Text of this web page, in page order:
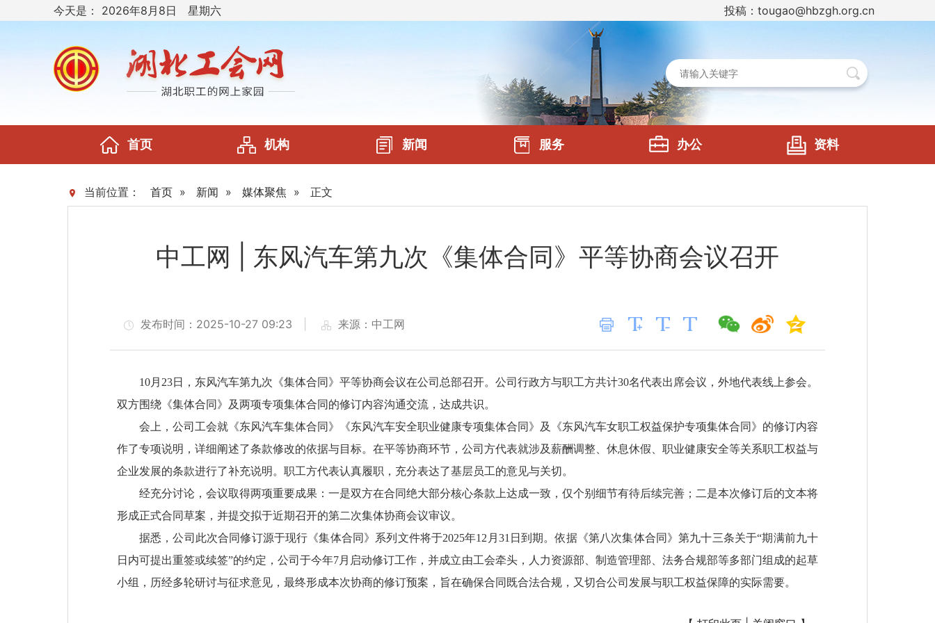
今天是： 2026年8月8日 星期六 投稿：tougao@hbzgh.org.cn
首页 机构 新闻 服务 办公 资料
当前位置： 首页 » 新闻 » 媒体聚焦 » 正文
中工网 | 东风汽车第九次《集体合同》平等协商会议召开
发布时间：2025-10-27 09:23 来源：中工网
10月23日，东风汽车第九次《集体合同》平等协商会议在公司总部召开。公司行政方与职工方共计30名代表出席会议，外地代表线上参会。
双方围绕《集体合同》及两项专项集体合同的修订内容沟通交流，达成共识。
会上，公司工会就《东风汽车集体合同》《东风汽车安全职业健康专项集体合同》及《东风汽车女职工权益保护专项集体合同》的修订内容
作了专项说明，详细阐述了条款修改的依据与目标。在平等协商环节，公司方代表就涉及薪酬调整、休息休假、职业健康安全等关系职工权益与
企业发展的条款进行了补充说明。职工方代表认真履职，充分表达了基层员工的意见与关切。
经充分讨论，会议取得两项重要成果：一是双方在合同绝大部分核心条款上达成一致，仅个别细节有待后续完善；二是本次修订后的文本将
形成正式合同草案，并提交拟于近期召开的第二次集体协商会议审议。
据悉，公司此次合同修订源于现行《集体合同》系列文件将于2025年12月31日到期。依据《第八次集体合同》第九十三条关于“期满前九十
日内可提出重签或续签”的约定，公司于今年7月启动修订工作，并成立由工会牵头，人力资源部、制造管理部、法务合规部等多部门组成的起草
小组，历经多轮研讨与征求意见，最终形成本次协商的修订预案，旨在确保合同既合法合规，又切合公司发展与职工权益保障的实际需要。